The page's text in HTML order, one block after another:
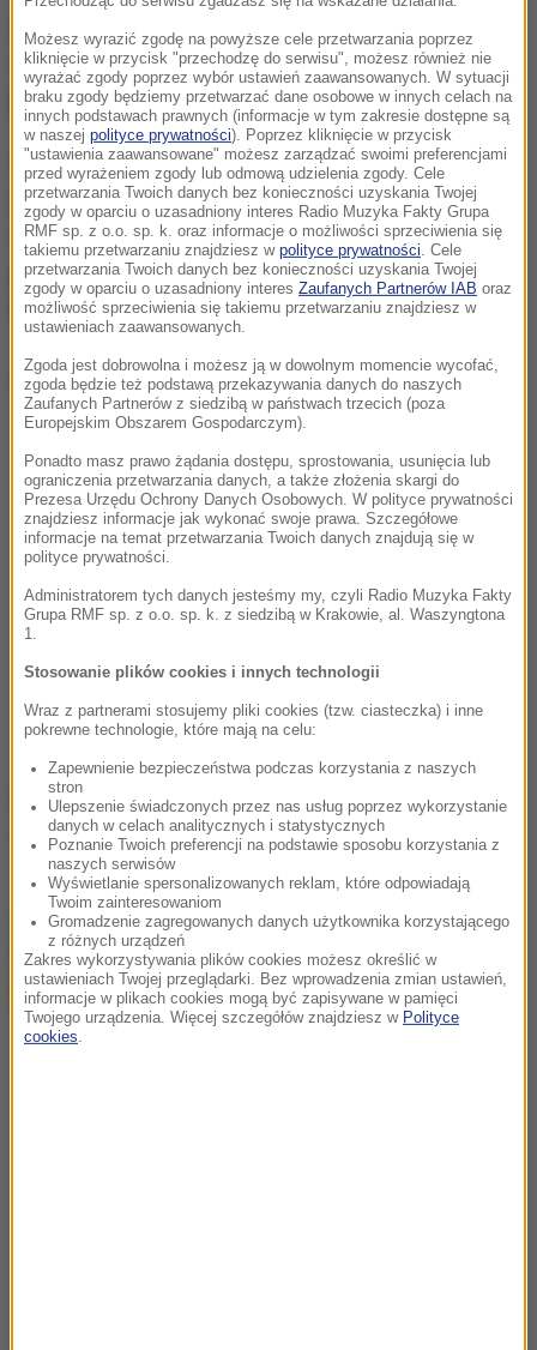
Dodała, że ze wstępnych ustaleń policjantów, który
nadal są na miejscu zdarzenia, wynika, że"do
potrącenia doszło na pasach".
Kierująca autobusem była trzeźwa.Niestety
potrąconej kobiety nie udało się uratować, miała 43-
lata. Pomoc została jej udzielona natychmiast -była
prowadzona reanimacja, która niestety się nie
powiodła- zaznaczyła Mróz.
Dalsza część artykułu pod materiałem video:
Źródło: RMF24/PAP
Tagi:policjawypadek
chcesz widzieć więcej artykułów od RMF24?dodaj w
Google
Możesz wyrazić zgodę na powyższe cele przetwarzania poprzez
kliknięcie w przycisk "przechodzę do serwisu", możesz również nie
wyrażać zgody poprzez wybór ustawień zaawansowanych. W sytuacji
braku zgody będziemy przetwarzać dane osobowe w innych celach na
innych podstawach prawnych (informacje w tym zakresie dostępne są
w naszej polityce prywatności). Poprzez kliknięcie w przycisk
"ustawienia zaawansowane" możesz zarządzać swoimi preferencjami
przed wyrażeniem zgody lub odmową udzielenia zgody. Cele
przetwarzania Twoich danych bez konieczności uzyskania Twojej
zgody w oparciu o uzasadniony interes Radio Muzyka Fakty Grupa
RMF sp. z o.o. sp. k. oraz informacje o możliwości sprzeciwienia się
takiemu przetwarzaniu znajdziesz w polityce prywatności . Cele
przetwarzania Twoich danych bez konieczności uzyskania Twojej
zgody w oparciu o uzasadniony interes Zaufanych Partnerów IAB oraz
możliwość sprzeciwienia się takiemu przetwarzaniu znajdziesz w
ustawieniach zaawansowanych.
Zgoda jest dobrowolna i możesz ją w dowolnym momencie wycofać,
zgoda będzie też podstawą przekazywania danych do naszych
Zaufanych Partnerów z siedzibą w państwach trzecich (poza
Europejskim Obszarem Gospodarczym).
Ponadto masz prawo żądania dostępu, sprostowania, usunięcia lub
ograniczenia przetwarzania danych, a także złożenia skargi do
Prezesa Urzędu Ochrony Danych Osobowych. W polityce prywatności
znajdziesz informacje jak wykonać swoje prawa. Szczegółowe
informacje na temat przetwarzania Twoich danych znajdują się w
polityce prywatności.
Administratorem tych danych jesteśmy my, czyli Radio Muzyka Fakty
Grupa RMF sp. z o.o. sp. k. z siedzibą w Krakowie, al. Waszyngtona
1.
Stosowanie plików cookies i innych technologii
Wraz z partnerami stosujemy pliki cookies (tzw. ciasteczka) i inne
pokrewne technologie, które mają na celu:
Zapewnienie bezpieczeństwa podczas korzystania z naszych
stron
Ulepszenie świadczonych przez nas usług poprzez wykorzystanie
danych w celach analitycznych i statystycznych
Poznanie Twoich preferencji na podstawie sposobu korzystania z
naszych serwisów
Wyświetlanie spersonalizowanych reklam, które odpowiadają
Twoim zainteresowaniom
Gromadzenie zagregowanych danych użytkownika korzystającego
z różnych urządzeń
Zakres wykorzystywania plików cookies możesz określić w
ustawieniach Twojej przeglądarki. Bez wprowadzenia zmian ustawień,
informacje w plikach cookies mogą być zapisywane w pamięci
Twojego urządzenia. Więcej szczegółów znajdziesz w Polityce
cookies